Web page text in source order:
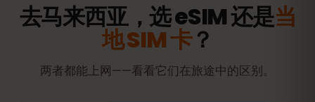
去马来西亚，选 eSIM 还是当
地 SIM 卡？
两者都能上网——看看它们在旅途中的区别。